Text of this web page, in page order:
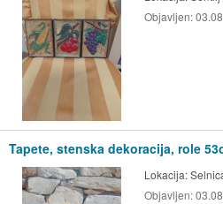
Objavljen:
Tapete, stenska dekoracija, role
Lokacija:
Objavljen: